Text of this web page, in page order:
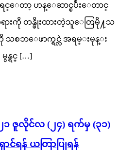
ရင္ေတာ့ ဟန္ေဆာင္ၿပဳံးေတာင္
ရားကို တန္ဖိုးထားတဲ့သူေတြမို႔သ
စၥာေဖာက္ရင္လဲ အရမ္းမုန္း
န္ရင္ […]
၁ ဇူလိုင်လ (၂၄) ရက်မှ (၃၁)
င်ရန် ယတြာပြုရန်